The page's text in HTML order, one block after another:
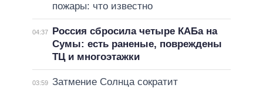
пожары: что известно
04:37
Россия сбросила четыре КАБа на
Сумы: есть раненые, повреждены
ТЦ и многоэтажки
03:59 Затмение Солнца сократит